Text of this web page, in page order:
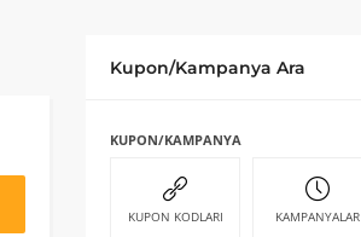
Kupon/Kampanya Ara
KUPON/KAMPANYA
KUPON KODLARI KAMPANYALAR